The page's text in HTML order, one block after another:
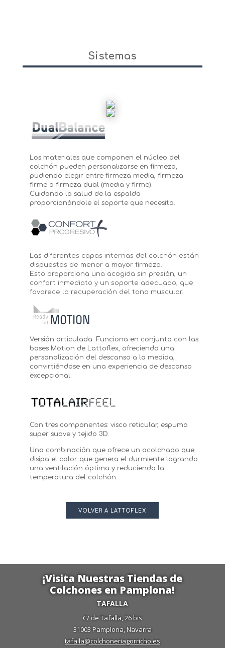
Sistemas
Los materiales que componen el núcleo del
colchón pueden personalizarse en firmeza,
pudiendo elegir entre firmeza media, firmeza
firme o firmeza dual (media y firme).
Cuidando la salud de la espalda
proporcionándole el soporte que necesita.
Las diferentes capas internas del colchón están
dispuestas de menor a mayor firmeza.
Esto proporciona una acogida sin presión, un
confort inmediato y un soporte adecuado, que
favorece la recuperación del tono muscular.
Versión articulada. Funciona en conjunto con las
bases Motion de Lattoflex, ofreciendo una
personalización del descanso a la medida,
convirtiéndose en una experiencia de descanso
excepcional.
Con tres componentes: visco reticular, espuma
super suave y tejido 3D.
Una combinación que ofrece un acolchado que
disipa el calor que genera el durmiente logrando
una ventilación óptima y reduciendo la
temperatura del colchón.
VOLVER A LATTOFLEX
¡Visita Nuestras Tiendas de
Colchones en Pamplona!
TAFALLA
C/ de Tafalla, 26 bis
31003 Pamplona, Navarra
tafalla@colchoneriagorricho.es